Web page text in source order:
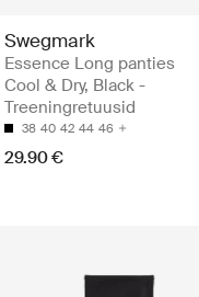
Swegmark
Essence Long panties
Cool & Dry, Black -
Treeningretuusid
38 40 42 44 46
29.90 €